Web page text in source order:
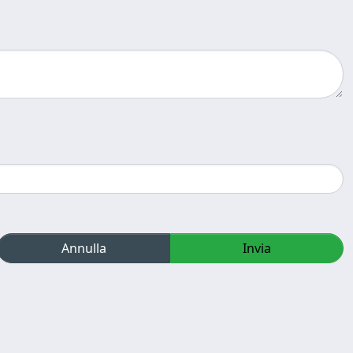
Annulla Invia